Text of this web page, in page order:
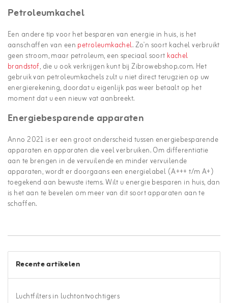
Petroleumkachel
Een andere tip voor het besparen van energie in huis, is het
aanschaffen van een petroleumkachel. Zo'n soort kachel verbruikt
geen stroom, maar petroleum, een speciaal soort kachel
brandstof, die u ook verkrijgen kunt bij Zibrowebshop.com. Het
gebruik van petroleumkachels zult u niet direct terugzien op uw
energierekening, doordat u eigenlijk pas weer betaalt op het
moment dat u een nieuw vat aanbreekt.
Energiebesparende apparaten
Anno 2021 is er een groot onderscheid tussen energiebesparende
apparaten en apparaten die veel verbruiken. Om differentiatie
aan te brengen in de vervuilende en minder vervuilende
apparaten, wordt er doorgaans een energielabel (A+++ t/m A+)
toegekend aan bewuste items. Wilt u energie besparen in huis, dan
is het aan te bevelen om meer van dit soort apparaten aan te
schaffen.
Recente artikelen
Luchtfilters in luchtontvochtigers